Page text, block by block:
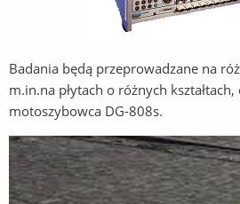
Badania będą przeprowadzane na
m.in.na płytach o różnych
motoszybowca DG-808s.